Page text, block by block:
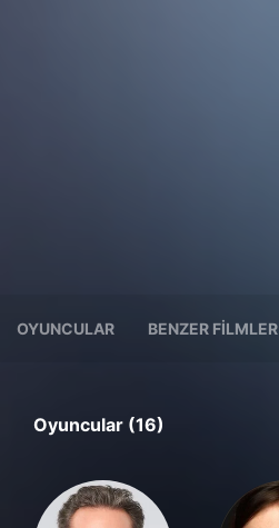
OYUNCULAR BENZER FILMLER
Oyuncular (16)